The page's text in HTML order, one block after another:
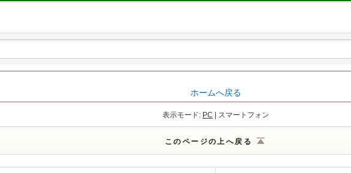
ホームへ戻る
表示モード: PC | スマートフォン
このページの上へ戻る